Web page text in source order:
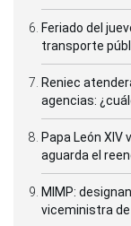
Feriado del
transporte
Reniec
agencias:
Papa León XIV
aguarda el
MIMP:
viceministra